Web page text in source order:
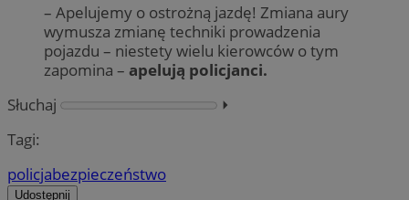
– Apelujemy o ostrożną jazdę! Zmiana aury
wymusza zmianę techniki prowadzenia
pojazdu – niestety wielu kierowców o tym
zapomina – apelują policjanci.
Słuchaj
⏵︎
Tagi:
policjabezpieczeństwo
Udostępnij